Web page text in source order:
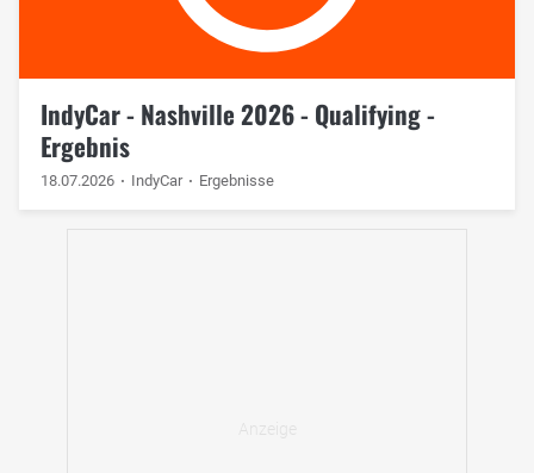
IndyCar - Nashville 2026 - Qualifying -
Ergebnis
18.07.2026 IndyCar Ergebnisse